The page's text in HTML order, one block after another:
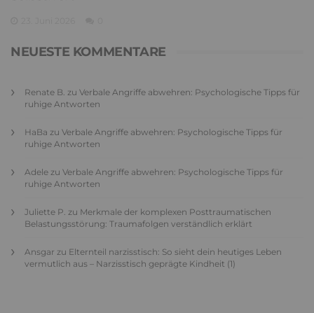
NEUESTE KOMMENTARE
Renate B. zu Verbale Angriffe abwehren: Psychologische Tipps für
ruhige Antworten
HaBa zu Verbale Angriffe abwehren: Psychologische Tipps für
ruhige Antworten
Adele zu Verbale Angriffe abwehren: Psychologische Tipps für
ruhige Antworten
Juliette P. zu Merkmale der komplexen Posttraumatischen
Belastungsstörung: Traumafolgen verständlich erklärt
Ansgar zu Elternteil narzisstisch: So sieht dein heutiges Leben
vermutlich aus – Narzisstisch geprägte Kindheit (1)